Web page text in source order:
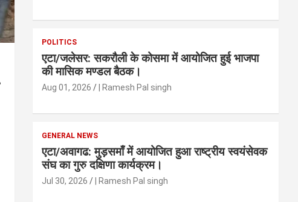
POLITICS
एटा/जलेसर: सकरौली के कोसमा में आयोजित हुई भाजपा
की मासिक मण्डल बैठक।
Aug 01, 2026 | Ramesh Pal singh
GENERAL NEWS
एटा/अवागढ: मुड़समाँ में आयोजित हुआ राष्ट्रीय स्वयंसेवक
संघ का गुरु दक्षिणा कार्यक्रम।
Jul 30, 2026 | Ramesh Pal singh